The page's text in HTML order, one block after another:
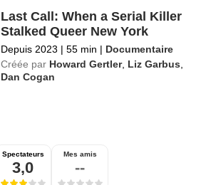
Last Call: When a Serial Killer
Stalked Queer New York
Depuis 2023 | 55 min | Documentaire
Créée par Howard Gertler, Liz Garbus
Dan Cogan
Spectateurs
3,0
Mes amis
--